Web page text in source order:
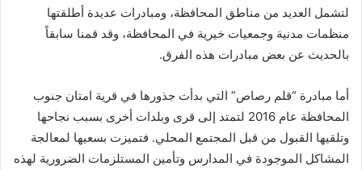
لتشمل العديد من مناطق المحافظة، ومبادرات عديدة أطلقتها
منظمات مدنية وجمعيات خيرية في المحافظة، وقد قمنا سابقاً
بالحديث عن بعض مبادرات هذه الفرق.
أما مبادرة “قلم رصاص” التي بدأت جذورها في قرية امتان جنوب
المحافظة عام 2016 لتمتد إلى قرى وبلدات أخرى بسبب نجاحها
وتلقيها القبول من قبل المجتمع المحلي. فتميزت بسعيها لمعالجة
المشاكل الموجودة في المدارس وتأمين المستلزمات الضرورية لهذه